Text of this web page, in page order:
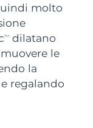
molto
TM
dilatano
le
la
regalando
13/08/2026
10/08/2026